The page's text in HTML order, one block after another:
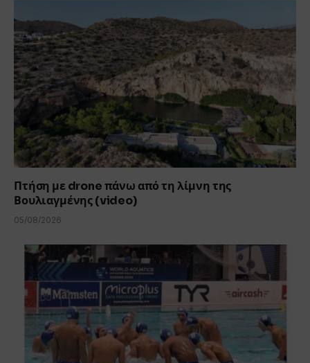
Πτήση με drone πάνω από τη λίμνη της
Βουλιαγμένης (video)
05/08/2026